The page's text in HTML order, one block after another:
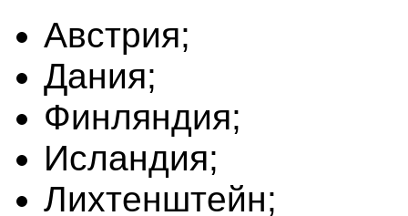
Австрия;
Дания;
Финляндия;
Исландия;
Лихтенштейн;